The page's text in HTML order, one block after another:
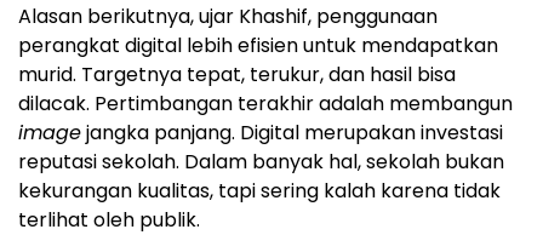
Alasan berikutnya, ujar Khashif, penggunaan
perangkat digital lebih efisien untuk mendapatkan
murid. Targetnya tepat, terukur, dan hasil bisa
dilacak. Pertimbangan terakhir adalah membangun
imagejangka panjang. Digital merupakan investasi
reputasi sekolah. Dalam banyak hal, sekolah bukan
kekurangan kualitas, tapi sering kalah karena tidak
terlihat oleh publik.